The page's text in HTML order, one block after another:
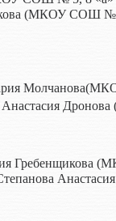
(МКОУ СОШ № 5,
Молчанова
Гребенщикова
Анастасия